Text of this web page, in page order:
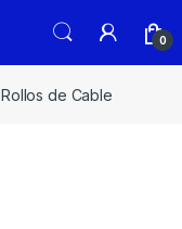
0
Rollos de Cable